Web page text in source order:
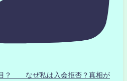
？ なぜ私は入会拒否？真相が